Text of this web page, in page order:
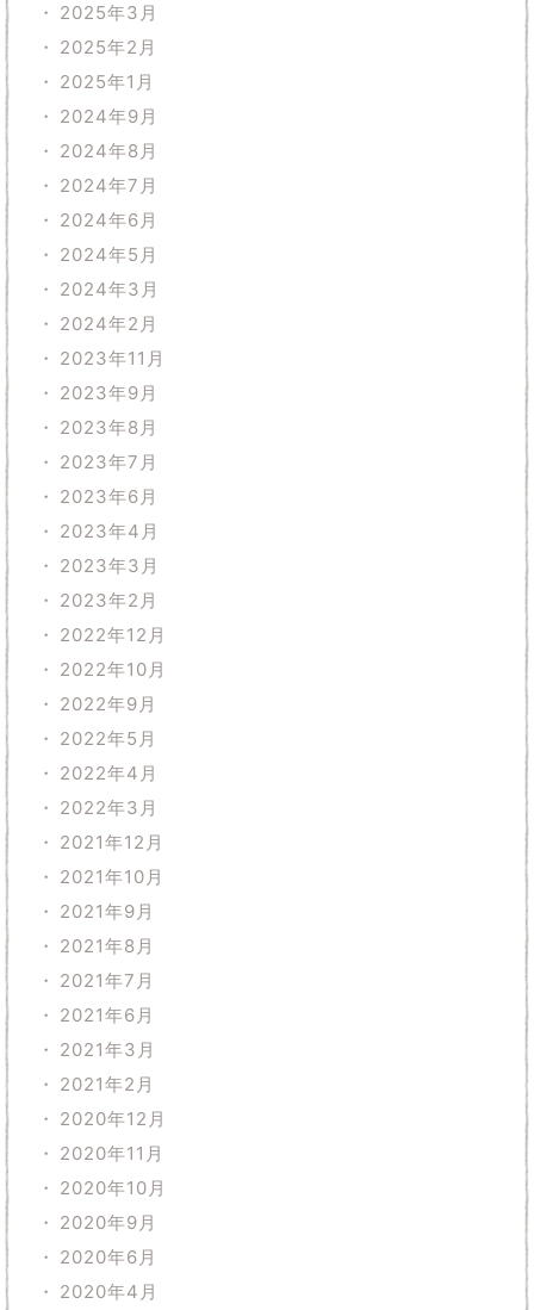
2025年3月
2025年2月
2025年1月
2024年9月
2024年8月
2024年7月
2024年6月
2024年5月
2024年3月
2024年2月
2023年11月
2023年9月
2023年8月
2023年7月
2023年6月
2023年4月
2023年3月
2023年2月
2022年12月
2022年10月
2022年9月
2022年5月
2022年4月
2022年3月
2021年12月
2021年10月
2021年9月
2021年8月
2021年7月
2021年6月
2021年3月
2021年2月
2020年12月
2020年11月
2020年10月
2020年9月
2020年6月
2020年4月